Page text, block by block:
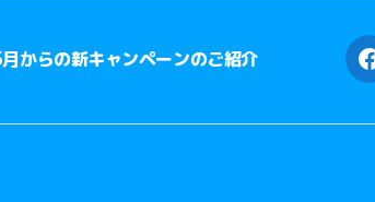
からの新キャンペーンのご紹介